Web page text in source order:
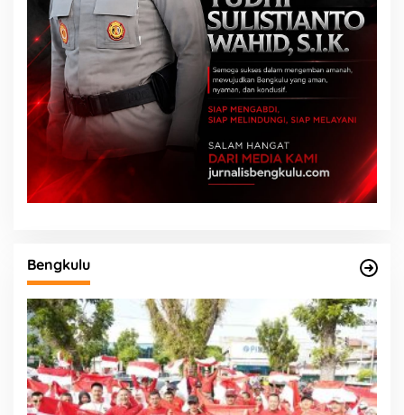
Bengkulu